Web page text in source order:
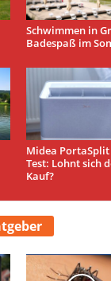
Schwimmen in
Badespaß im
Midea
Test: Lohnt sich
Kauf?